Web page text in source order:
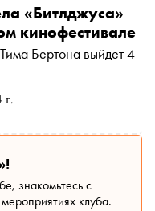
г.
«Битлджуса»
кинофестивале
Бертона выйдет 4
знакомьтесь с
клуба.